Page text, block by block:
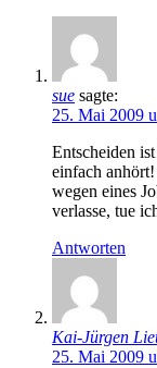
sue sagte:
25. Mai 2009
Entscheiden
einfach
wegen eines
verlasse, tue
Antworten
Kai-Jürgen
25. Mai 2009